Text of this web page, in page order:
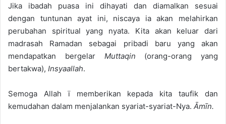
Jika ibadah puasa ini dihayati dan diamalkan sesuai
dengan tuntunan ayat ini, niscaya ia akan melahirkan
perubahan spiritual yang nyata. Kita akan keluar dari
madrasah Ramadan sebagai pribadi baru yang akan
mendapatkan bergelar Muttaqin (orang-orang yang
bertakwa), Insyaallah.
Semoga Allah ï memberikan kepada kita taufik dan
kemudahan dalam menjalankan syariat-syariat-Nya. Āmīn.